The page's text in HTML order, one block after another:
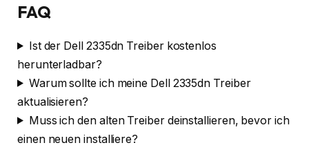
FAQ
Ist der Dell 2335dn Treiber kostenlos
herunterladbar?
Warum sollte ich meine Dell 2335dn Treiber
aktualisieren?
Muss ich den alten Treiber deinstallieren, bevor ich
einen neuen installiere?